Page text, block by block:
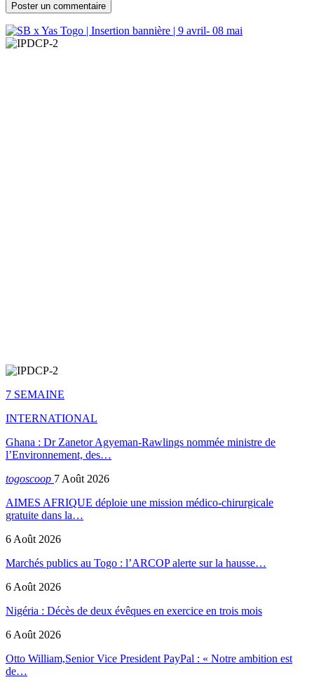
7 SEMAINE
INTERNATIONAL
Ghana : Dr Zanetor Agyeman-Rawlings nommée ministre de
l’Environnement, des…
togoscoop 7 Août 2026
AIMES AFRIQUE déploie une mission médico-chirurgicale
gratuite dans la…
6 Août 2026
Marchés publics au Togo : l’ARCOP alerte sur la hausse…
6 Août 2026
Nigéria : Décès de deux évêques en exercice en trois mois
6 Août 2026
Otto William,Senior Vice President PayPal : « Notre ambition est
de…